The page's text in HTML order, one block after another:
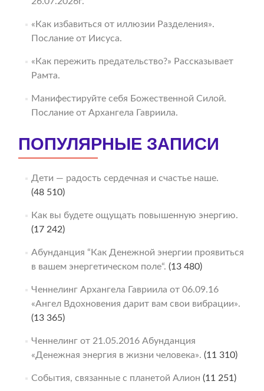
«Как избавиться от иллюзии Разделения».
Послание от Иисуса.
«Как пережить предательство?» Рассказывает
Рамта.
Манифестируйте себя Божественной Силой.
Послание от Архангела Гавриила.
ПОПУЛЯРНЫЕ ЗАПИСИ
Дети — радость сердечная и счастье наше.
(48 510)
Как вы будете ощущать повышенную энергию.
(17 242)
Абунданция “Как Денежной энергии проявиться
в вашем энергетическом поле“. (13 480)
Ченнелинг Архангела Гавриила от 06.09.16
«Ангел Вдохновения дарит вам свои вибрации».
(13 365)
Ченнелинг от 21.05.2016 Абунданция
«Денежная энергия в жизни человека». (11 310)
События, связанные с планетой Алион (11 251)